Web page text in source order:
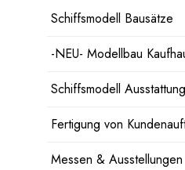
Schiffsmodell Bausätze
-NEU- Modellbau
Schiffsmodell Ausstattung
Fertigung von
Messen & Ausstellungen